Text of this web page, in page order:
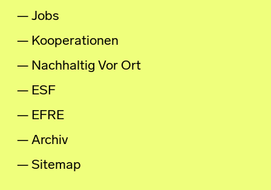
Jobs
Kooperationen
Nachhaltig Vor Ort
ESF
EFRE
Archiv
Sitemap